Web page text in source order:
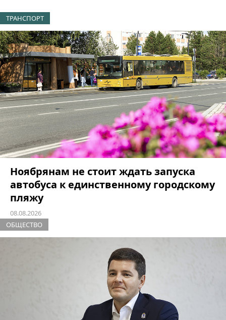
ТРАНСПОРТ
Ноябрянам не стоит ждать запуска
автобуса к единственному городскому
пляжу
08.08.2026
ОБЩЕСТВО